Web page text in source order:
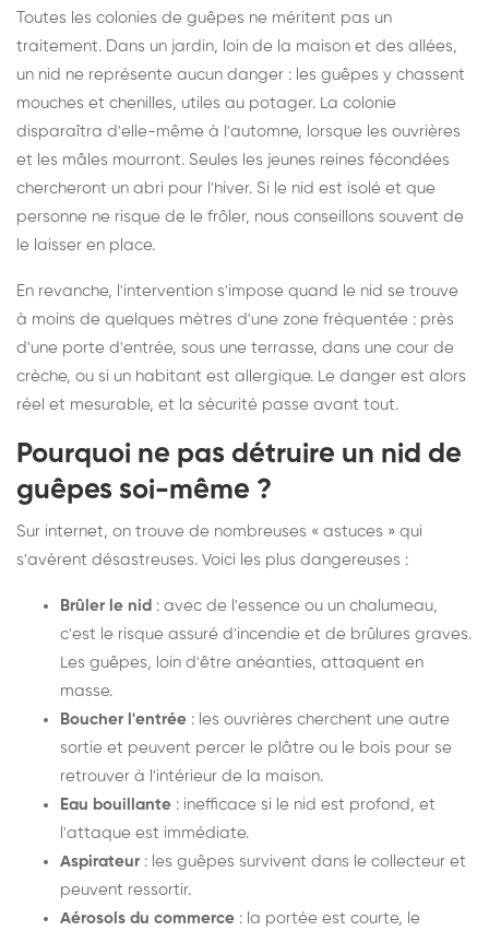
Toutes les colonies de guêpes ne méritent pas un
traitement. Dans un jardin, loin de la maison et des allées,
un nid ne représente aucun danger : les guêpes y chassent
mouches et chenilles, utiles au potager. La colonie
disparaîtra d'elle-même à l'automne, lorsque les ouvrières
et les mâles mourront. Seules les jeunes reines fécondées
chercheront un abri pour l'hiver. Si le nid est isolé et que
personne ne risque de le frôler, nous conseillons souvent de
le laisser en place.
En revanche, l'intervention s'impose quand le nid se trouve
à moins de quelques mètres d'une zone fréquentée : près
d'une porte d'entrée, sous une terrasse, dans une cour de
crèche, ou si un habitant est allergique. Le danger est alors
réel et mesurable, et la sécurité passe avant tout.
Pourquoi ne pas détruire un nid de
guêpes soi-même ?
Sur internet, on trouve de nombreuses « astuces » qui
s'avèrent désastreuses. Voici les plus dangereuses :
Brûler le nid : avec de l'essence ou un chalumeau,
c'est le risque assuré d'incendie et de brûlures graves.
Les guêpes, loin d'être anéanties, attaquent en
masse.
Boucher l'entrée : les ouvrières cherchent une autre
sortie et peuvent percer le plâtre ou le bois pour se
retrouver à l'intérieur de la maison.
Eau bouillante : inefficace si le nid est profond, et
l'attaque est immédiate.
Aspirateur : les guêpes survivent dans le collecteur et
peuvent ressortir.
Aérosols du commerce : la portée est courte, le